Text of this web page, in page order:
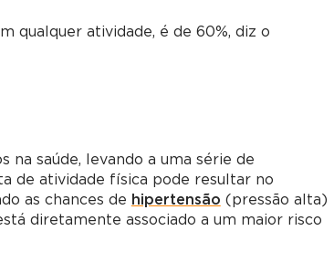
qualquer atividade, é de 60%, diz o
saúde, levando a uma série de
de atividade física pode resultar no
as chances de hipertensão (pressão alta)
diretamente associado a um maior risco